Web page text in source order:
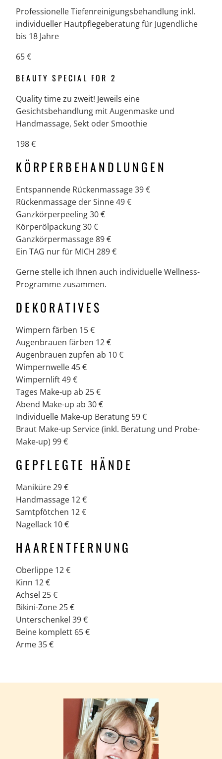
Professionelle Tiefenreinigungsbehandlung inkl.
individueller Hautpflegeberatung für Jugendliche
bis 18 Jahre
65 €
BEAUTY SPECIAL FOR 2
Quality time zu zweit! Jeweils eine
Gesichtsbehandlung mit Augenmaske und
Handmassage, Sekt oder Smoothie
198 €
KÖRPERBEHANDLUNGEN
Entspannende Rückenmassage 39 €
Rückenmassage der Sinne 49 €
Ganzkörperpeeling 30 €
Körperölpackung 30 €
Ganzkörpermassage 89 €
Ein TAG nur für MICH 289 €
Gerne stelle ich Ihnen auch individuelle Wellness-
Programme zusammen.
DEKORATIVES
Wimpern färben 15 €
Augenbrauen färben 12 €
Augenbrauen zupfen ab 10 €
Wimpernwelle 45 €
Wimpernlift 49 €
Tages Make-up ab 25 €
Abend Make-up ab 30 €
Individuelle Make-up Beratung 59 €
Braut Make-up Service (inkl. Beratung und Probe-
Make-up) 99 €
GEPFLEGTE HÄNDE
Maniküre 29 €
Handmassage 12 €
Samtpfötchen 12 €
Nagellack 10 €
HAARENTFERNUNG
Oberlippe 12 €
Kinn 12 €
Achsel 25 €
Bikini-Zone 25 €
Unterschenkel 39 €
Beine komplett 65 €
Arme 35 €